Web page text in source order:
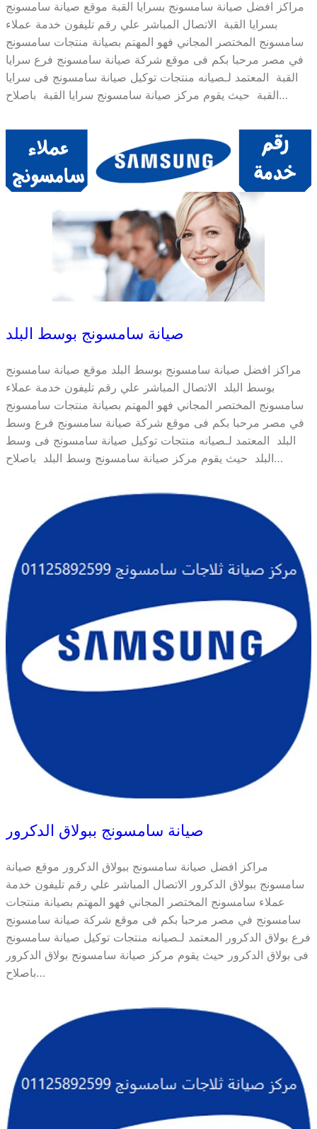
مراكز افضل صيانة سامسونج بسرايا القبة موقع صيانة سامسونج
بسرايا القبة الاتصال المباشر علي رقم تليفون خدمة عملاء
سامسونج المختصر المجاني فهو المهتم بصيانة منتجات سامسونج
في مصر مرحبا بكم فى موقع شركة صيانة سامسونج فرع سرايا
القبة المعتمد لـصيانه منتجات توكيل صيانة سامسونج فى سرايا
القبة حيث يقوم مركز صيانة سامسونج سرايا القبة باصلاح…
صيانة سامسونج بوسط البلد
مراكز افضل صيانة سامسونج بوسط البلد موقع صيانة سامسونج
بوسط البلد الاتصال المباشر علي رقم تليفون خدمة عملاء
سامسونج المختصر المجاني فهو المهتم بصيانة منتجات سامسونج
في مصر مرحبا بكم فى موقع شركة صيانة سامسونج فرع وسط
البلد المعتمد لـصيانه منتجات توكيل صيانة سامسونج فى وسط
البلد حيث يقوم مركز صيانة سامسونج وسط البلد باصلاح…
صيانة سامسونج ببولاق الدكرور
مراكز افضل صيانة سامسونج ببولاق الدكرور موقع صيانة
سامسونج ببولاق الدكرور الاتصال المباشر علي رقم تليفون خدمة
عملاء سامسونج المختصر المجاني فهو المهتم بصيانة منتجات
سامسونج في مصر مرحبا بكم فى موقع شركة صيانة سامسونج
فرع بولاق الدكرور المعتمد لـصيانه منتجات توكيل صيانة سامسونج
فى بولاق الدكرور حيث يقوم مركز صيانة سامسونج بولاق الدكرور
باصلاح…